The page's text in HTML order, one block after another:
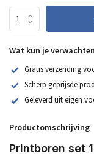
Wat kun je
Gratis verzending
Scherp geprijsde
Geleverd uit eigen
Productomschrijving
Printboren set